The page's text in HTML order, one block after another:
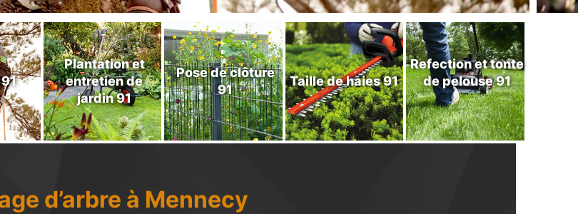
Plantation et
entretien de
jardin 91
Pose de clôture
91
Taille de haies 91
Refection et tonte
de pelouse 91
d’arbre à Mennecy